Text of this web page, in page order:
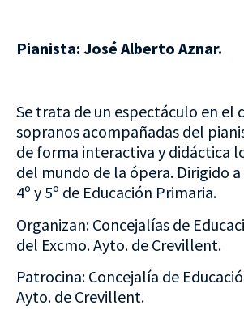
Pianista: José Alberto Aznar.
Se trata de un espectáculo en el
sopranos acompañadas del
de forma interactiva y didáctica
del mundo de la ópera. Dirigido
4º y 5º de Educación Primaria.
Organizan: Concejalías de
del Excmo. Ayto. de Crevillent.
Patrocina: Concejalía de
Ayto. de Crevillent.